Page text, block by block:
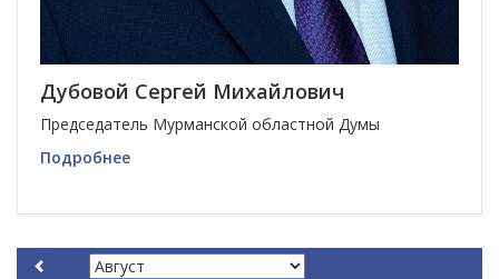
Дубовой Сергей Михайлович
Председатель Мурманской областной Думы
Подробнее